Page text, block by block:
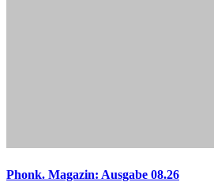
Phonk. Magazin: Ausgabe 08.26